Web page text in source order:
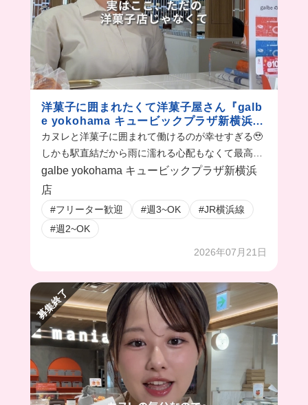
洋菓子に囲まれたくて洋菓子屋さん『galb
e yokohama キュービックプラザ新横浜
店』でバイト始めちゃった
カヌレと洋菓子に囲まれて働けるのが幸せすぎる🥹
しかも駅直結だから雨に濡れる心配もなくて最高🫶
🏻🥰
galbe yokohama キュービックプラザ新横浜
店
#フリーター歓迎 #週3~OK
#JR横浜線
#週2~OK
2026年07月21日
募集終了